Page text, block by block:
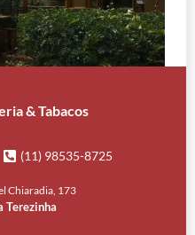
& Tabacos
(11) 98535-8725
Chiaradia, 173
Terezinha